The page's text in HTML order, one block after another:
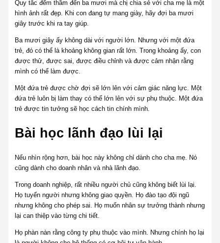
Quy tắc đếm thầm đến ba mươi mà chị chia sẻ với cha mẹ là một
hình ảnh rất đẹp. Khi con đang tự mang giày, hãy đợi ba mươi
giây trước khi ra tay giúp.
Ba mươi giây ấy không dài với người lớn. Nhưng với một đứa
trẻ, đó có thể là khoảng không gian rất lớn. Trong khoảng ấy, con
được thử, được sai, được điều chỉnh và được cảm nhận rằng
mình có thể làm được.
Một đứa trẻ được chờ đợi sẽ lớn lên với cảm giác năng lực. Một
đứa trẻ luôn bị làm thay có thể lớn lên với sự phụ thuộc. Một đứa
trẻ được tin tưởng sẽ học cách tin chính mình.
Bài học lãnh đạo lùi lại
Nếu nhìn rộng hơn, bài học này không chỉ dành cho cha mẹ. Nó
cũng dành cho doanh nhân và nhà lãnh đạo.
Trong doanh nghiệp, rất nhiều người chủ cũng không biết lùi lại.
Họ tuyển người nhưng không giao quyền. Họ đào tạo đội ngũ
nhưng không cho phép sai. Họ muốn nhân sự trưởng thành nhưng
lại can thiệp vào từng chi tiết.
Họ phàn nàn rằng công ty phụ thuộc vào mình. Nhưng chính họ lại